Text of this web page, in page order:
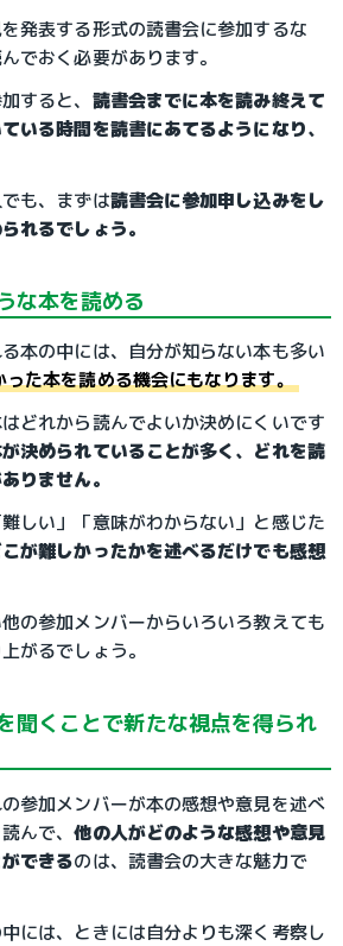
発表する形式の読書会に参加するな
でおく必要があります。
すると、 読書会までに本を読み終えて
いる時間を読書にあてるようになり、
も、まずは読書会に参加申し込みをし
れるでしょう。
な本を読める
本の中には、自分が知らない本も多い
った本を読める機会にもなります。
どれから読んでよいか決めにくいです
決められていることが多く、どれを読
りません。
しい」「意味がわからない」と感じた
が難しかったかを述べるだけでも感想
の参加メンバーからいろいろ教えても
がるでしょう。
聞くことで新たな視点を得られ
参加メンバーが本の感想や意見を述べ
んで、他の人がどのような感想や意見
できるのは、読書会の大きな魅力で
には、ときには自分よりも深く考察し